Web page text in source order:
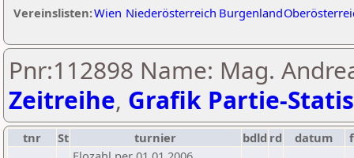
Vereinslisten:Wien Niederösterreich Burgenland
Pnr:112898 Name: Mag.
Zeitreihe, Grafik Partie-
tnr St turnier bdld rd datum
f